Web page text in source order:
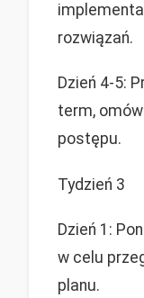
rozwiązań.
Dzień 4-5:
term,
postępu.
Tydzień 3
Dzień 1:
w celu
planu.